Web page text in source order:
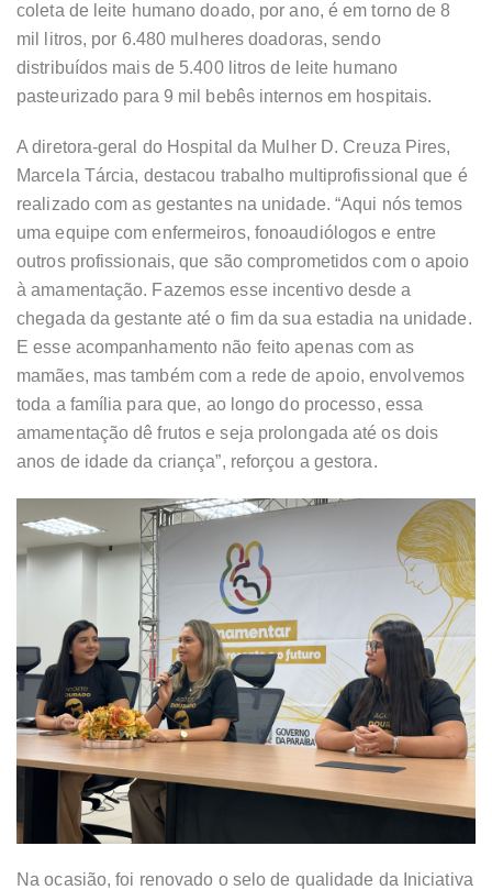
coleta de leite humano doado, por ano, é em torno de 8
mil litros, por 6.480 mulheres doadoras, sendo
distribuídos mais de 5.400 litros de leite humano
pasteurizado para 9 mil bebês internos em hospitais.
A diretora-geral do Hospital da Mulher D. Creuza Pires,
Marcela Tárcia, destacou trabalho multiprofissional que é
realizado com as gestantes na unidade. “Aqui nós temos
uma equipe com enfermeiros, fonoaudiólogos e entre
outros profissionais, que são comprometidos com o apoio
à amamentação. Fazemos esse incentivo desde a
chegada da gestante até o fim da sua estadia na unidade.
E esse acompanhamento não feito apenas com as
mamães, mas também com a rede de apoio, envolvemos
toda a família para que, ao longo do processo, essa
amamentação dê frutos e seja prolongada até os dois
anos de idade da criança”, reforçou a gestora.
Na ocasião, foi renovado o selo de qualidade da Iniciativa